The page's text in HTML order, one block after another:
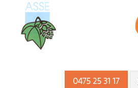
0475 25 31 17